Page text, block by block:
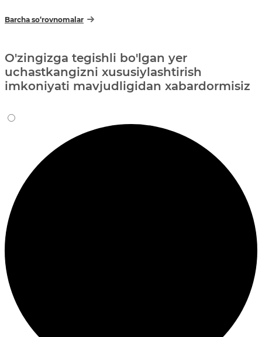
Barcha so‘rovnomalar
O'zingizga tegishli bo'lgan yer
uchastkangizni xususiylashtirish
imkoniyati mavjudligidan xabardormisiz